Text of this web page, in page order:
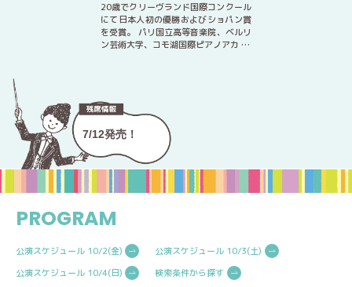
20歳でクリーヴランド国際コンクール
にて日本人初の優勝およびショパン賞
を受賞。 パリ国立高等音楽院、ベルリ
ン芸術大学、コモ湖国際ピアノアカ …
7/12発売！
PROGRAM
公演スケジュール 10/2(金)
公演スケジュール 10/3(土)
公演スケジュール 10/4(日)
検索条件から探す